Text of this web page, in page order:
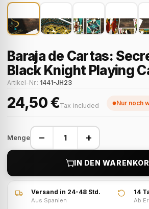
Baraja de Cartas:
Black Knight Playing
Artikel-Nr.: 1441-JH23
24,50 €Tax included Nur noch
Menge − +
IN DEN
Versand in 24-48 Std.
Aus Spanien
14
Ab